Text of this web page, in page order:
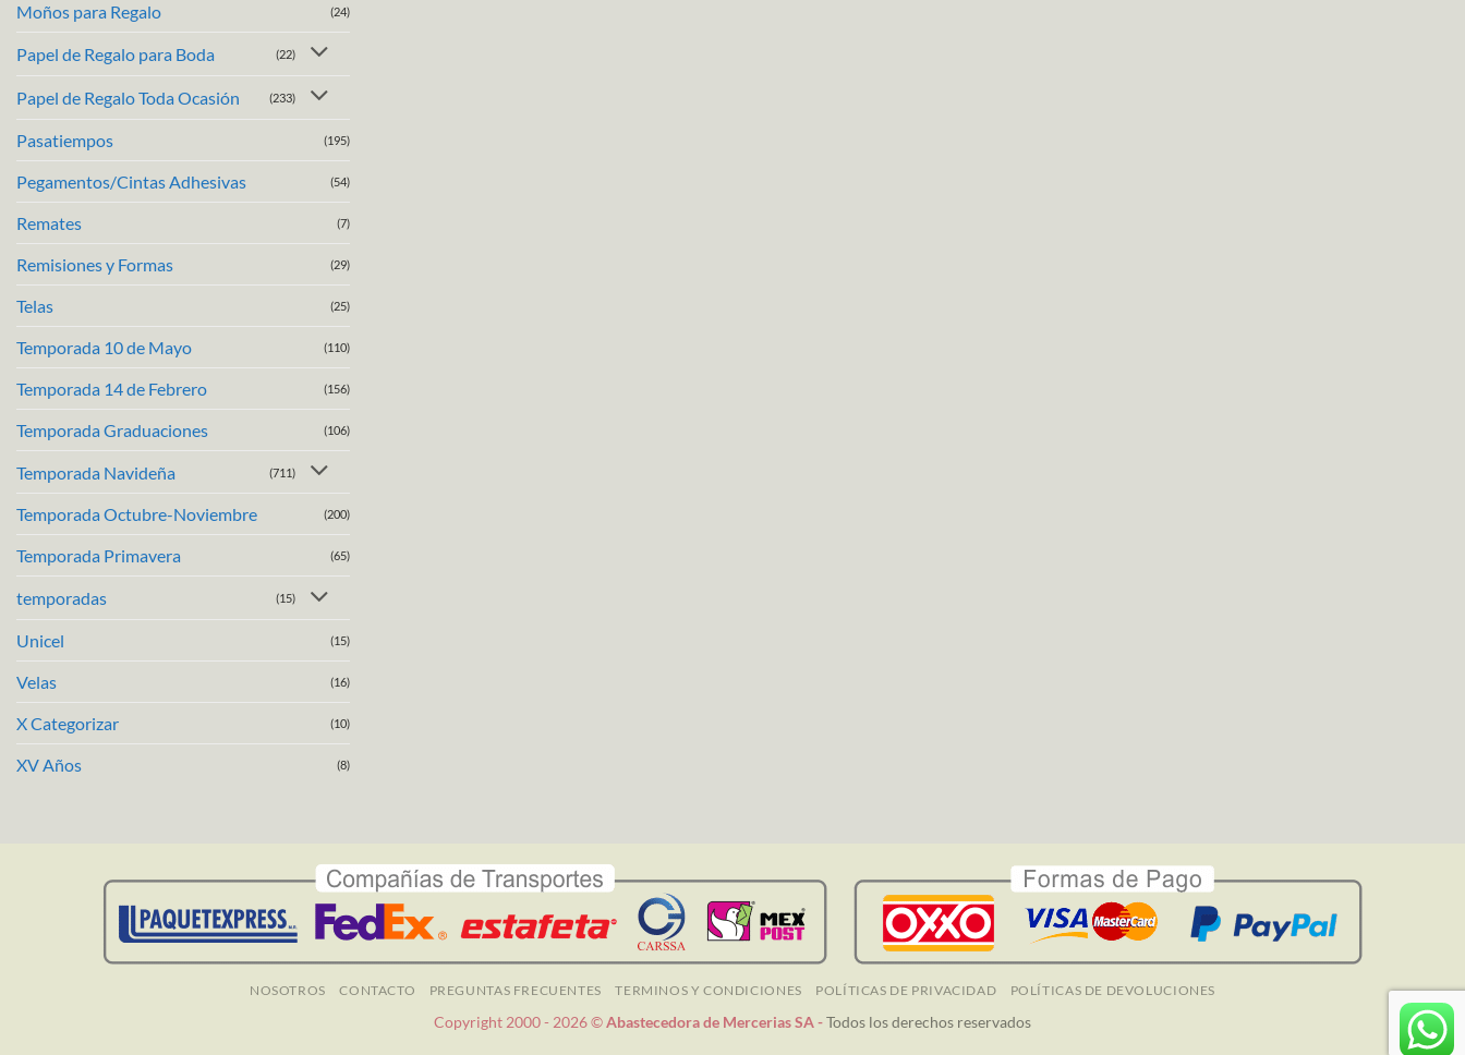
Moños para Regalo (24)
Papel de Regalo para Boda (22)
Papel de Regalo Toda Ocasión (233)
Pasatiempos (195)
Pegamentos/Cintas Adhesivas (54)
Remates (7)
Remisiones y Formas (29)
Telas (25)
Temporada 10 de Mayo (110)
Temporada 14 de Febrero (156)
Temporada Graduaciones (106)
Temporada Navideña (711)
Temporada Octubre-Noviembre (200)
Temporada Primavera (65)
temporadas (15)
Unicel (15)
Velas (16)
X Categorizar (10)
XV Años (8)
NOSOTROS CONTACTO PREGUNTAS FRECUENTES TERMINOS Y CONDICIONES POLÍTICAS DE PRIVACIDAD POLÍTICAS DE DEVOLUCIONES
Copyright 2000 - 2026 ©Abastecedora de Mercerias SA -Todos los derechos reservados